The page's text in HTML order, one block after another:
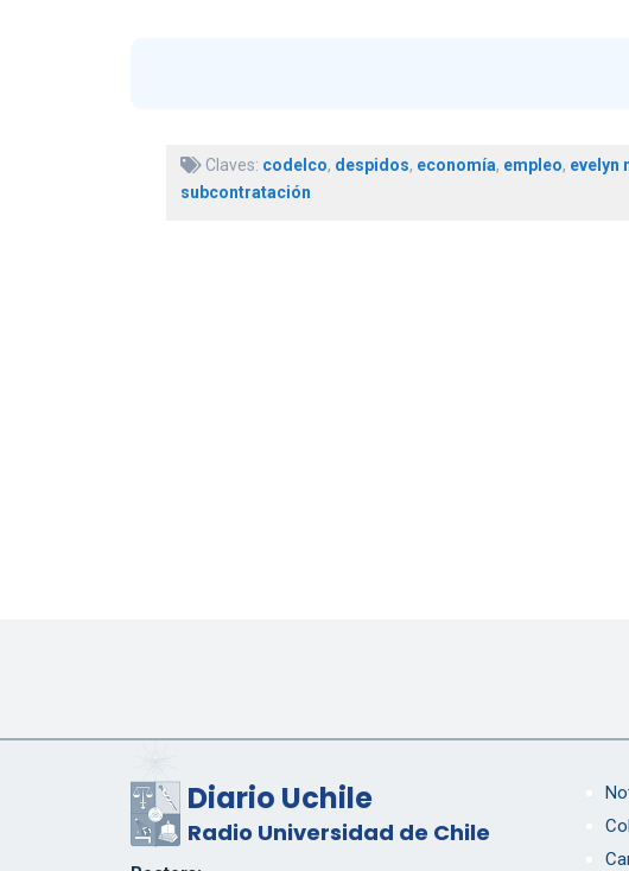
Claves: codelco, despidos, economía, empleo, evelyn
subcontratación
Diario Uchile
Radio Universidad de Chile